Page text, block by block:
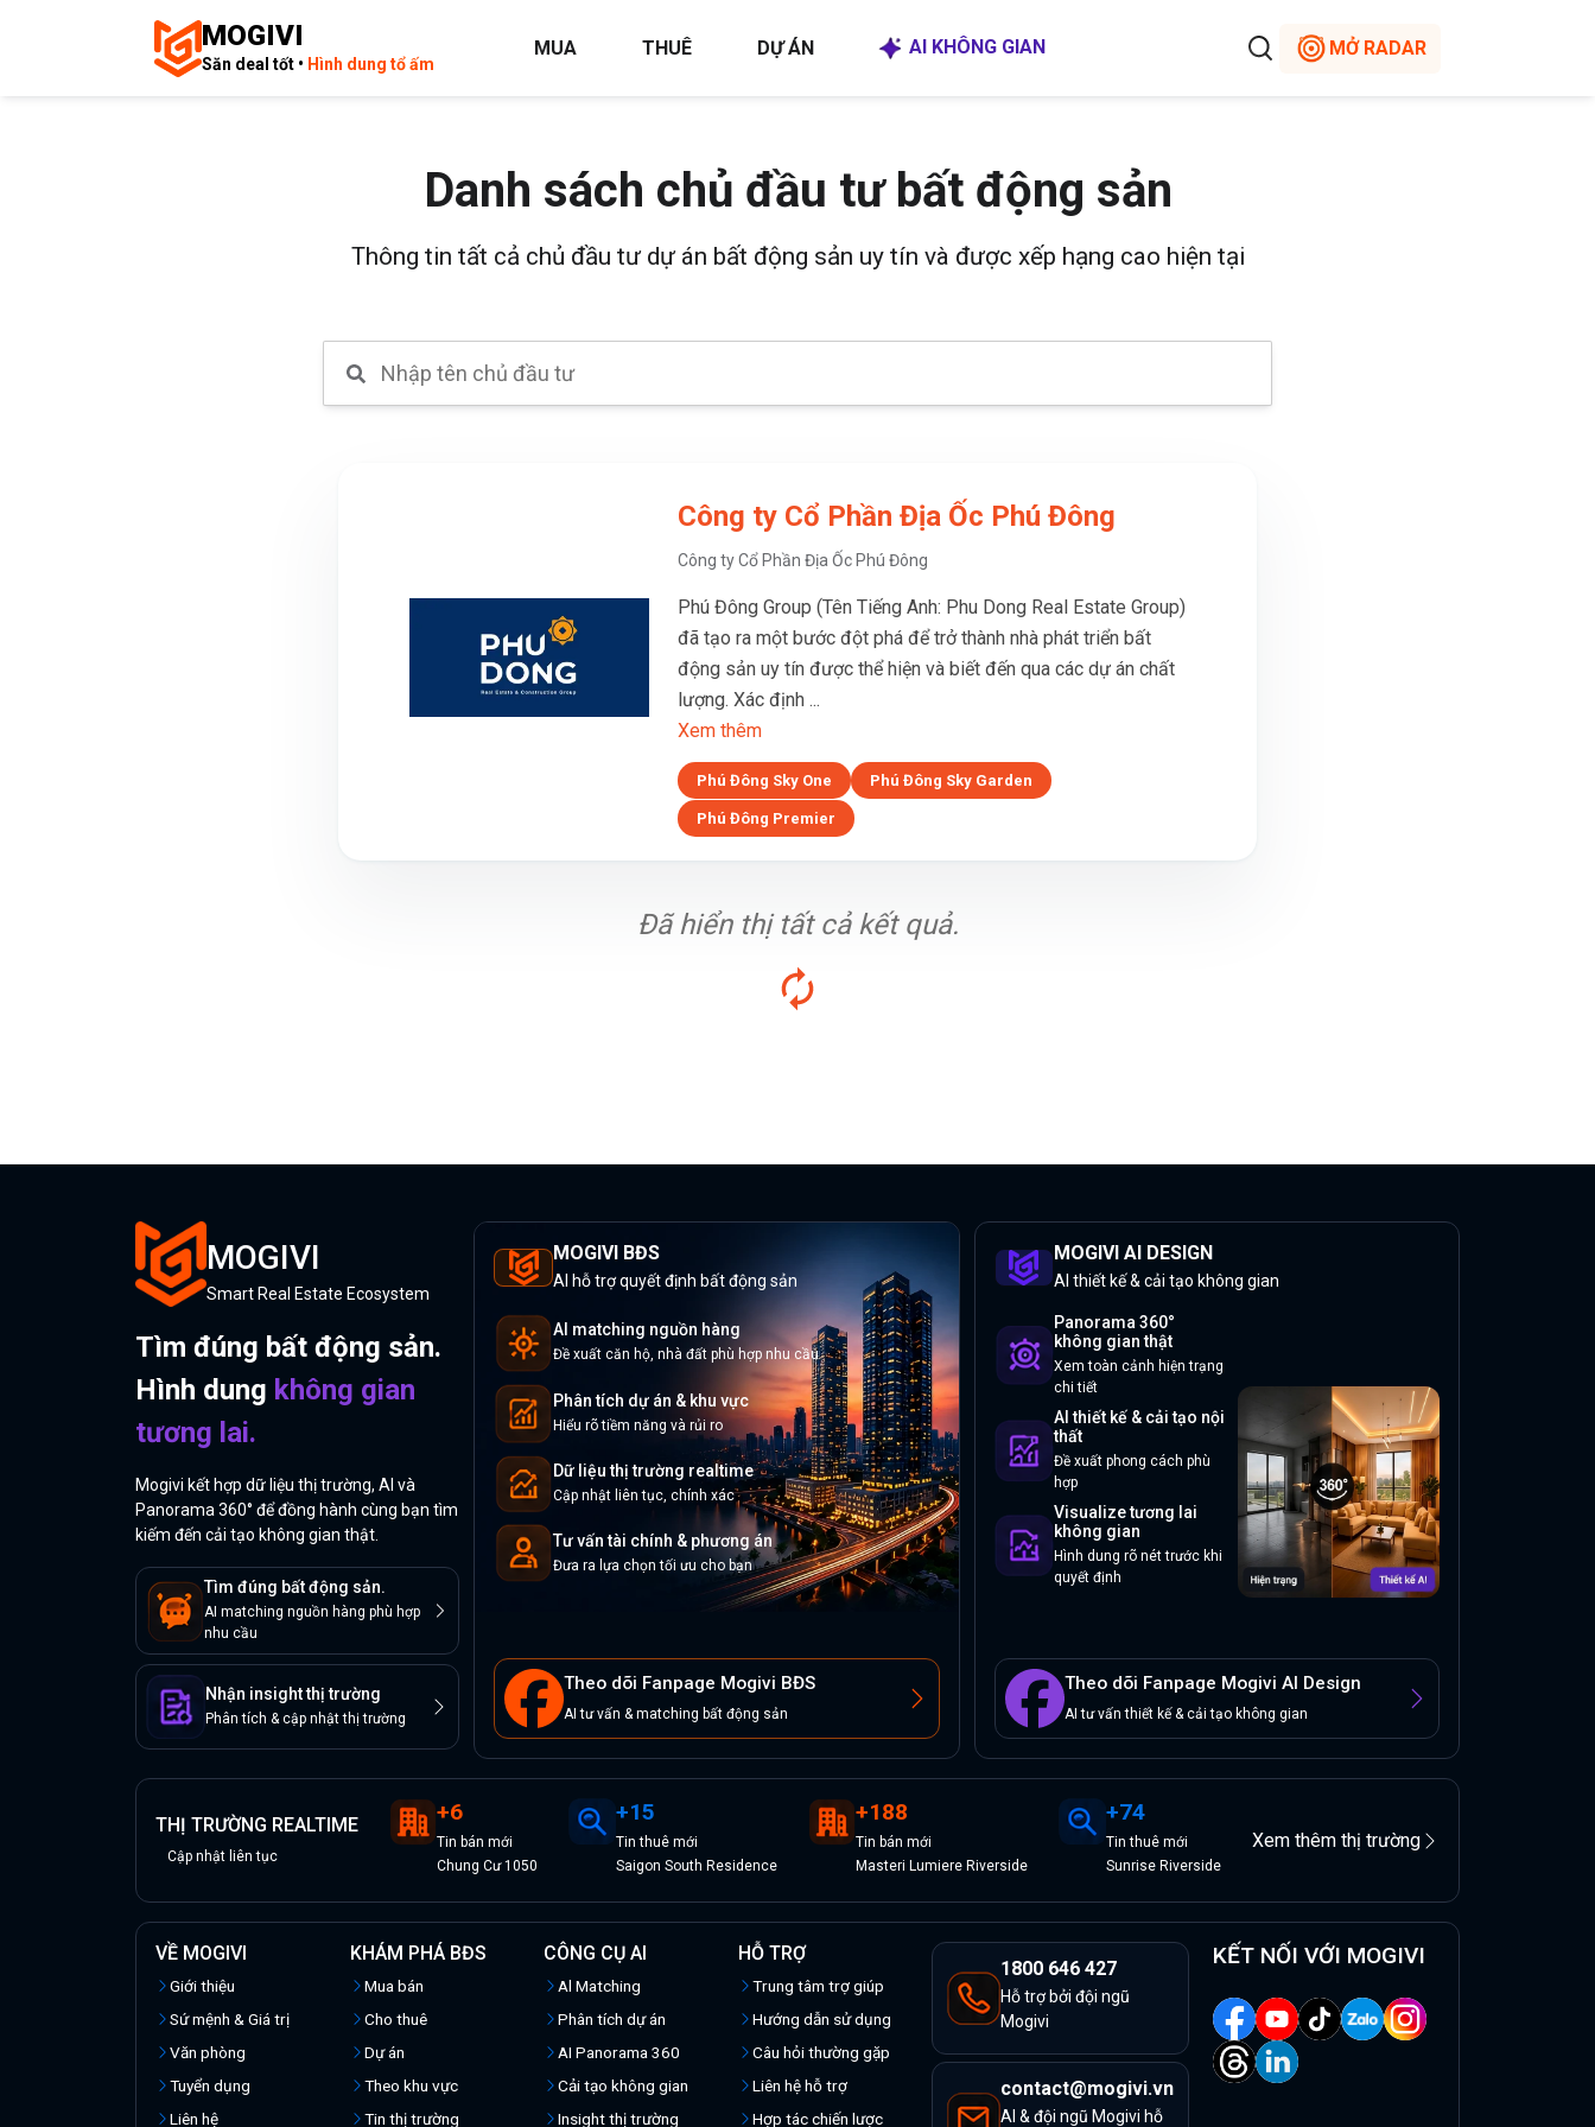
MOGIVI
Săn deal tốt • Hình dung tổ ấm
MUA THUÊ DỰ ÁN AI KHÔNG GIAN MỞ RADAR
Danh sách chủ đầu tư bất động sản
Thông tin tất cả chủ đầu tư dự án bất động sản uy tín và được xếp hạng cao hiện tại
Công ty Cổ Phần Địa Ốc Phú Đông
Công ty Cổ Phần Địa Ốc Phú Đông
Phú Đông Group (Tên Tiếng Anh: Phu Dong Real Estate Group)
đã tạo ra một bước đột phá để trở thành nhà phát triển bất
động sản uy tín được thể hiện và biết đến qua các dự án chất
lượng. Xác định ...
Xem thêm
Phú Đông Sky One Phú Đông Sky Garden
Phú Đông Premier
Đã hiển thị tất cả kết quả.
MOGIVI
Smart Real Estate Ecosystem
Tìm đúng bất động sản.
Hình dung không gian
tương lai.
Mogivi kết hợp dữ liệu thị trường, AI và
Panorama 360° để đồng hành cùng bạn tìm
kiếm đến cải tạo không gian thật.
Tìm đúng bất động sản.
AI matching nguồn hàng phù hợp
nhu cầu
Nhận insight thị trường
Phân tích & cập nhật thị trường
MOGIVI BĐS
AI hỗ trợ quyết định bất động sản
AI matching nguồn hàng
Đề xuất căn hộ, nhà đất phù hợp nhu cầu
Phân tích dự án & khu vực
Hiểu rõ tiềm năng và rủi ro
Dữ liệu thị trường realtime
Cập nhật liên tục, chính xác
Tư vấn tài chính & phương án
Đưa ra lựa chọn tối ưu cho bạn
Theo dõi Fanpage Mogivi BĐS
AI tư vấn & matching bất động sản
MOGIVI AI DESIGN
AI thiết kế & cải tạo không gian
Panorama 360°
không gian thật
Xem toàn cảnh hiện trạng
chi tiết
AI thiết kế & cải tạo nội
thất
Đề xuất phong cách phù
hợp
Visualize tương lai
không gian
Hình dung rõ nét trước khi
quyết định
Theo dõi Fanpage Mogivi AI Design
AI tư vấn thiết kế & cải tạo không gian
THỊ TRƯỜNG REALTIME
Cập nhật liên tục
+6
Tin bán mới
Chung Cư 1050
+15
Tinthuê mới
Saigon South Residence
+188
Tin bán mới
Masteri Lumiere Riverside
+74
Tinthuê mới
Sunrise Riverside
Xem thêm thị trường
VỀ MOGIVI
Giới thiệu
Sứ mệnh & Giá trị
Văn phòng
Tuyển dụng
Liên hệ
KHÁM PHÁ BĐS
Mua bán
Cho thuê
Dự án
Theo khu vực
Tin thị trường
CÔNG CỤ AI
Al Matching
Phân tích dự án
AI Panorama 360
Cải tạo không gian
Insight thị trường
HỖ TRỢ
Trung tâm trợ giúp
Hướng dẫn sử dụng
Câu hỏi thường gặp
Liên hệ hỗ trợ
Hợp tác chiến lược
1800 646 427
Hỗ trợ bởi đội ngũ
Mogivi
contact@mogivi.vn
AI & đội ngũ Mogivi hỗ
KẾT NỐI VỚI MOGIVI